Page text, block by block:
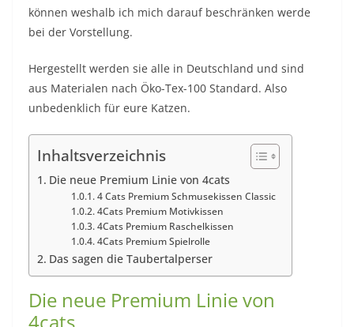
können weshalb ich mich darauf beschränken werde
bei der Vorstellung.
Hergestellt werden sie alle in Deutschland und sind
aus Materialen nach Öko-Tex-100 Standard. Also
unbedenklich für eure Katzen.
Inhaltsverzeichnis
Die neue Premium Linie von 4cats
4 Cats Premium Schmusekissen Classic
4Cats Premium Motivkissen
4Cats Premium Raschelkissen
4Cats Premium Spielrolle
Das sagen die Taubertalperser
Die neue Premium Linie von